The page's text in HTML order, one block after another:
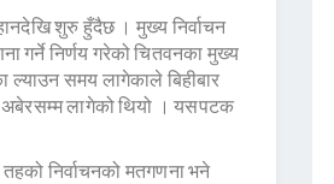
शुरु हुँदैछ । मुख्य निर्वाचन
गर्ने निर्णय गरेको चितवनका मुख्य
ल्याउन समय लागेकाले बिहीबार
अबेरसम्म लागेको थियो । यसपटक
तहको निर्वाचनको मतगणना भने